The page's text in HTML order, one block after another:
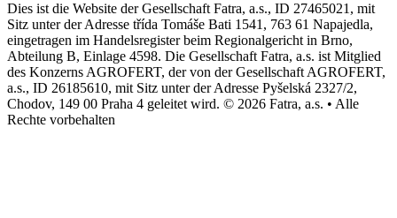
Dies ist die Website der Gesellschaft Fatra, a.s., ID 27465021, mit
Sitz unter der Adresse třída Tomáše Bati 1541, 763 61 Napajedla,
eingetragen im Handelsregister beim Regionalgericht in Brno,
Abteilung B, Einlage 4598. Die Gesellschaft Fatra, a.s. ist Mitglied
des Konzerns AGROFERT, der von der Gesellschaft AGROFERT,
a.s., ID 26185610, mit Sitz unter der Adresse Pyšelská 2327/2,
Chodov, 149 00 Praha 4 geleitet wird. © 2026 Fatra, a.s. • Alle
Rechte vorbehalten